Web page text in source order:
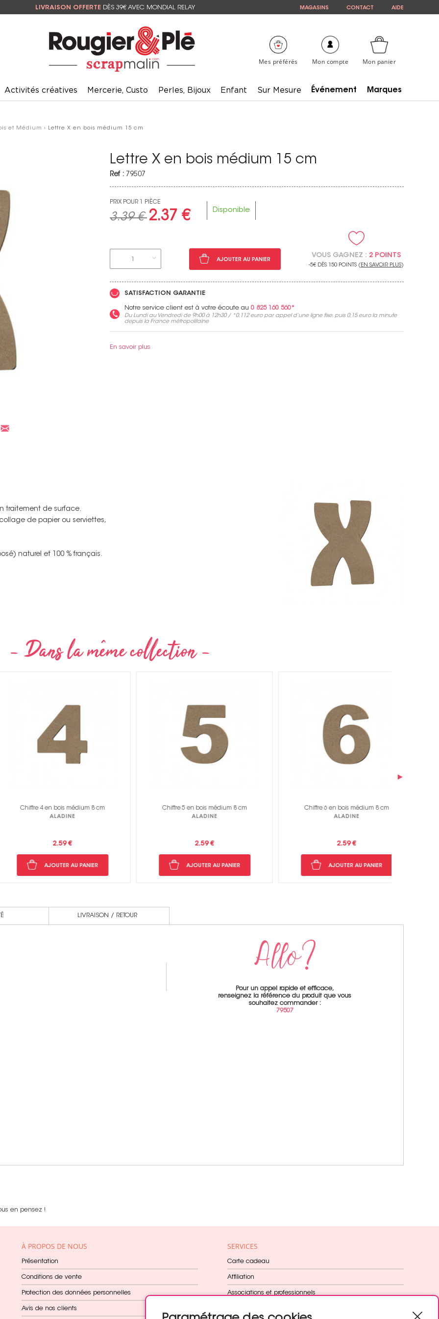
LIVRAISON OFFERTE DÈS 39€ AVEC MONDIAL RELAY MAGASINS CONTACT AIDE
Mes préférés Mon panier
Mon compte
Activités créatives Mercerie, Custo Perles, Bijoux Enfant Sur Mesure Événement Marques
et Médium › Lettre X en bois médium 15 cm
Lettre X en bois médium 15 cm
Ref : 79507
PRIX POUR 1 PIÈCE
3.39 € 2.37 € Disponible
AJOUTER AU PANIER
VOUS GAGNEZ : 2 POINTS
-5€ DÈS 150 POINTS ( EN SAVOIR PLUS)
SATISFACTION GARANTIE
Notre service client est à votre écoute au 0 825 160 560*
Du Lundi au Vendredi de 9h00 à 12h30 / *0,112 europar appel d’une ligne fixe, puis 0,15 eurola minute
depuis la France métropolitaine
En savoir plus
traitement de surface.
de papier ou serviettes,
naturel et 100 % français.
4 en bois médium 8 cm
ALADINE
AJOUTER AU PANIER
Chiffre 5 en bois médium 8 cm
ALADINE
AJOUTER AU PANIER
Chiffre 6 en bois médium 8 cm
ALADINE
AJOUTER AU PANIER
›
LIVRAISON / RETOUR
Pour un appel rapide et efficace,
renseignez la référence du produit que vous
souhaitez commander :
79507
en pensez !
À PROPOS DE NOUS
Présentation
Conditions de vente
Protection des données personnelles
Avis de nos clients
SERVICES
Carte cadeau
Affiliation
Associations et professionnels